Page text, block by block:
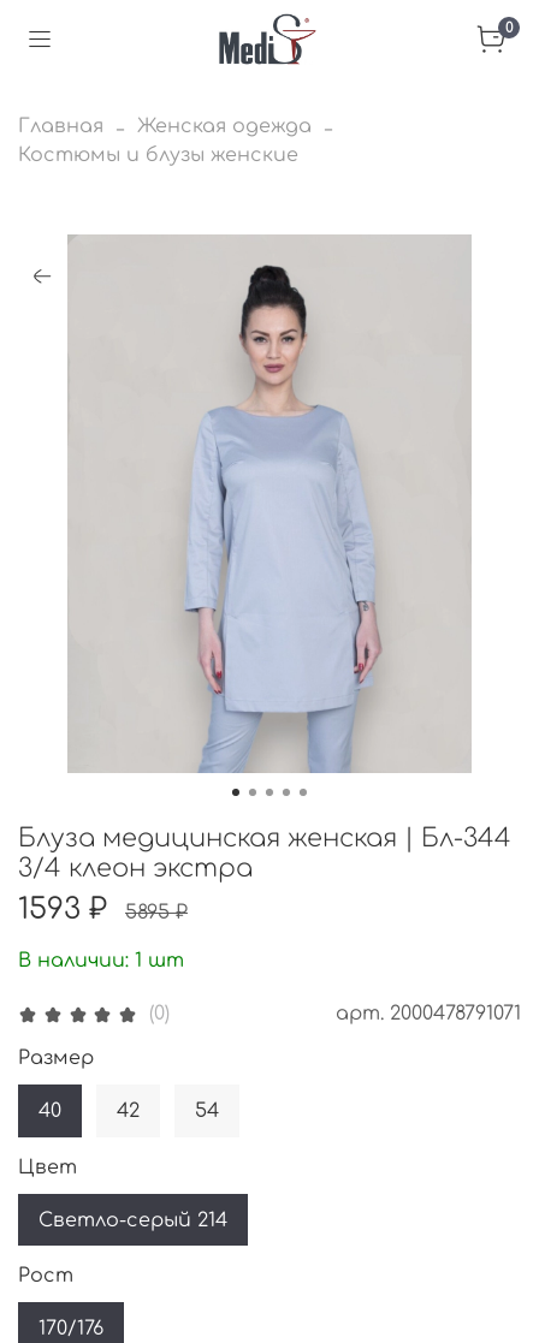
0
Главная
Женская одежда
Костюмы и блузы женские
(0) арт. 2000478791071
Блуза медицинская женская | Бл-344
3/4 клеон экстра
1593 ₽ 5895 ₽
В наличии: 1 шт
Размер
40 42 54
Цвет
Светло-серый 214
Рост
170/176